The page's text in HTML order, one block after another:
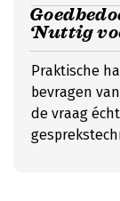
‘Nuttig
Praktische
bevragen
de vraag